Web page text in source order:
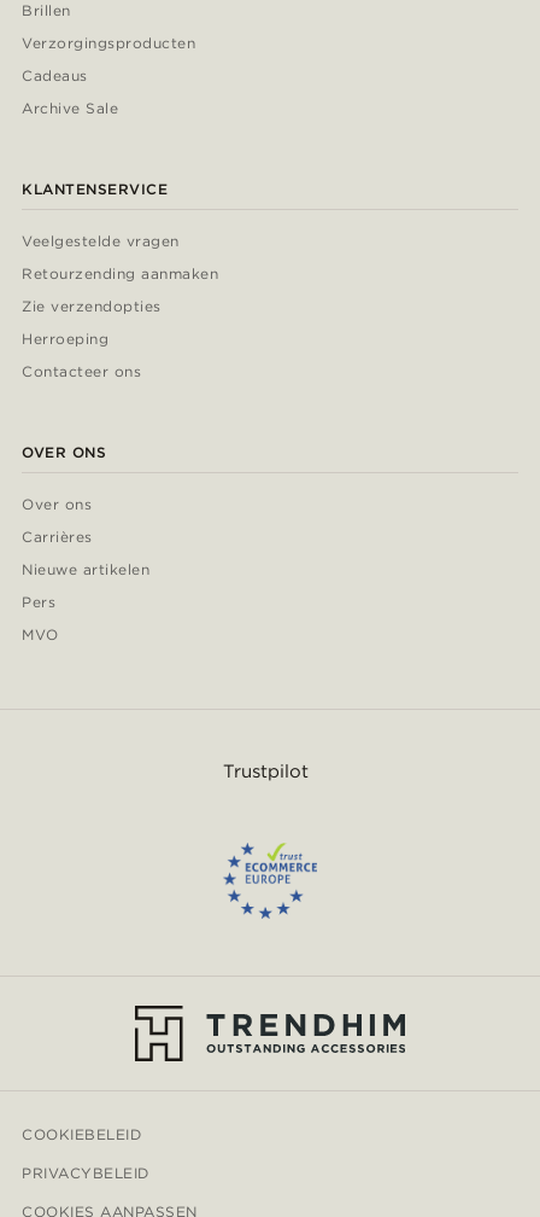
Brillen
Verzorgingsproducten
Cadeaus
Archive Sale
KLANTENSERVICE
Veelgestelde vragen
Retourzending aanmaken
Zie verzendopties
Herroeping
Contacteer ons
OVER ONS
Over ons
Carrières
Nieuwe artikelen
Pers
MVO
Trustpilot
COOKIEBELEID
PRIVACYBELEID
COOKIES AANPASSEN